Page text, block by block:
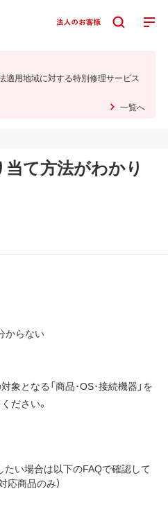
適用地域に対する特別修理サービス
一覧へ
て方法がわかり
からない
象となる「商品･OS･接続機器」を
ださい。
い場合は以下のFAQで確認して
応商品のみ）